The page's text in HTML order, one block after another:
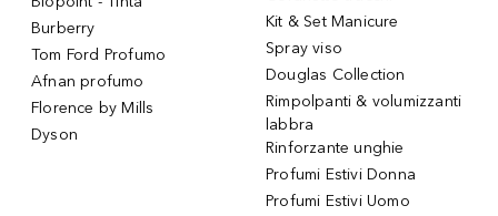
Burberry
Tom Ford Profumo
Afnan profumo
Florence by Mills
Dyson
Kit & Set Manicure
Spray viso
Douglas Collection
Rimpolpanti & volumizzanti
labbra
Rinforzante unghie
Profumi Estivi Donna
Profumi Estivi Uomo